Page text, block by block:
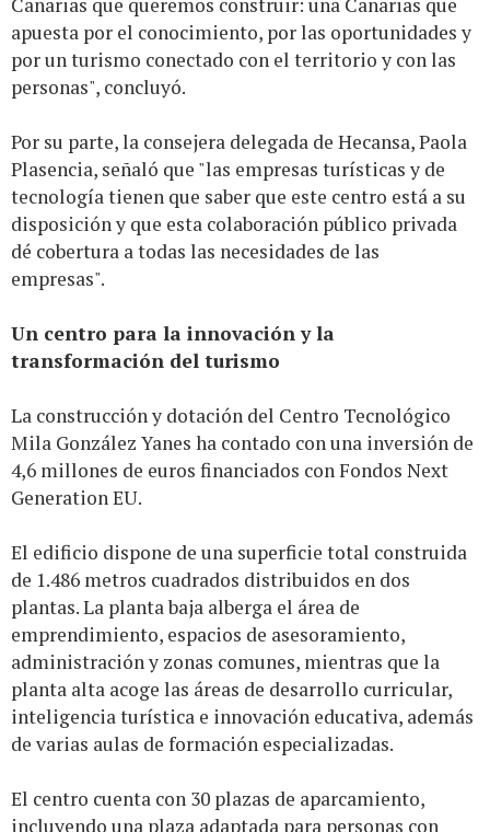
Canarias que queremos construir: una Canarias que
apuesta por el conocimiento, por las oportunidades y
por un turismo conectado con el territorio y con las
personas", concluyó.
Por su parte, la consejera delegada de Hecansa, Paola
Plasencia, señaló que "las empresas turísticas y de
tecnología tienen que saber que este centro está a su
disposición y que esta colaboración público privada
dé cobertura a todas las necesidades de las
empresas".
Un centro para la innovación y la
transformación del turismo
La construcción y dotación del Centro Tecnológico
Mila González Yanes ha contado con una inversión de
4,6 millones de euros financiados con Fondos Next
Generation EU.
El edificio dispone de una superficie total construida
de 1.486 metros cuadrados distribuidos en dos
plantas. La planta baja alberga el área de
emprendimiento, espacios de asesoramiento,
administración y zonas comunes, mientras que la
planta alta acoge las áreas de desarrollo curricular,
inteligencia turística e innovación educativa, además
de varias aulas de formación especializadas.
El centro cuenta con 30 plazas de aparcamiento,
incluyendo una plaza adaptada para personas con